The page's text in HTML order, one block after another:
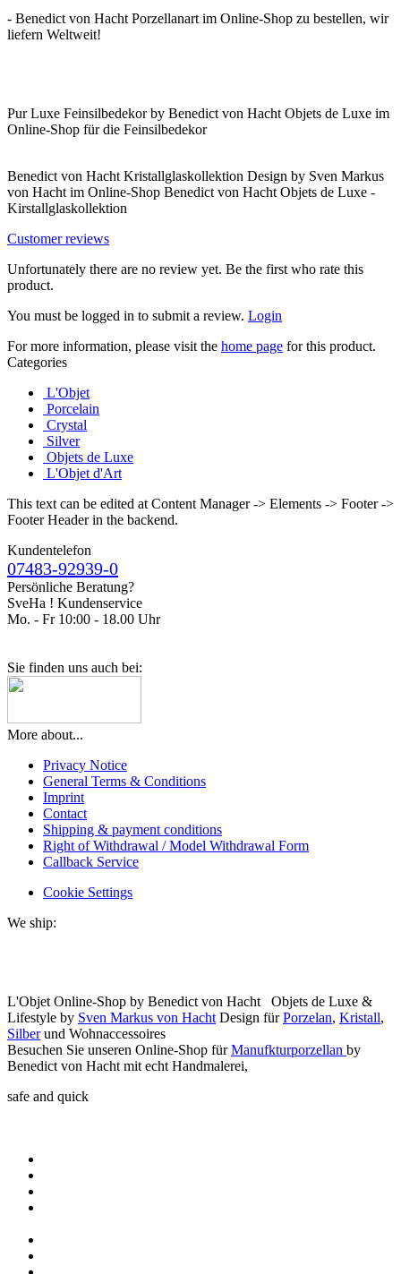
- Benedict von Hacht Porzellanart im Online-Shop zu bestellen, wir
liefern Weltweit!
Pur Luxe Feinsilbedekor by Benedict von Hacht Objets de Luxe im
Online-Shop für die Feinsilbedekor
Benedict von Hacht Kristallglaskollektion Design by Sven Markus
von Hacht im Online-Shop Benedict von Hacht Objets de Luxe -
Kirstallglaskollektion
Customer reviews
Unfortunately there are no review yet. Be the first who rate this
product.
You must be logged in to submit a review. Login
For more information, please visit the home page for this product.
Categories
L'Objet
Porcelain
Crystal
Silver
Objets de Luxe
L'Objet d'Art
This text can be edited at Content Manager -> Elements -> Footer ->
Footer Header in the backend.
Kundentelefon
07483-92939-0
Persönliche Beratung?
SveHa ! Kundenservice
Mo. - Fr 10:00 - 18.00 Uhr
Sie finden uns auch bei:
More about...
Privacy Notice
General Terms & Conditions
Imprint
Contact
Shipping & payment conditions
Right of Withdrawal / Model Withdrawal Form
Callback Service
Cookie Settings
We ship:
L'Objet Online-Shop by Benedict von Hacht Objets de Luxe &
Lifestyle by Sven Markus von Hacht Design fürPorzelan, Kristall,
Silberund Wohnaccessoires
Besuchen Sie unseren Online-Shop fürManufkturporzellan by
Benedict von Hacht mit echt Handmalerei,
safe and quick